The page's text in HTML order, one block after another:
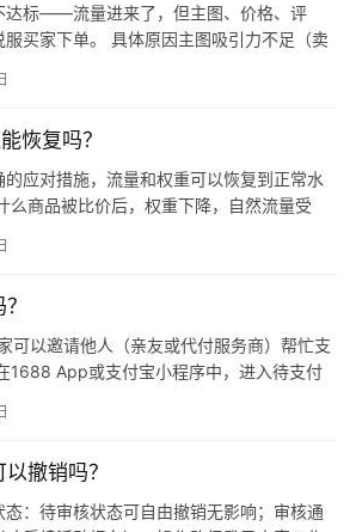
达标——流量进来了，但主图、价格、评
买家下单。 具体原因主图吸引力不足（卖
恢复吗？
应对措施，流量和权重可以恢复到正常水
么商品被比价后，权重下降，自然流量受
可以邀请他人（亲友或代付服务商）帮忙支
1688 App或支付宝小程序中，进入待支付
撤销吗？
：待审核状态可自由撤销无影响；审核通